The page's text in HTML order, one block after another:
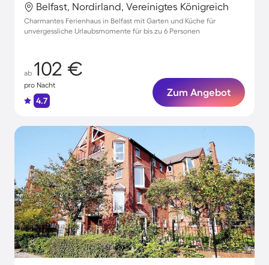
Belfast, Nordirland, Vereinigtes Königreich
Charmantes Ferienhaus in Belfast mit Garten und Küche für
unvergessliche Urlaubsmomente für bis zu 6 Personen
ab 102 €
pro Nacht
4.7
Zum Angebot